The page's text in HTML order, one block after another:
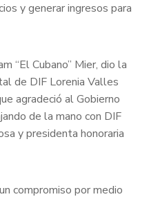
y generar ingresos para
“El Cubano” Mier, dio la
de DIF Lorenia Valles
agradeció al Gobierno
de la mano con DIF
y presidenta honoraria
compromiso por medio